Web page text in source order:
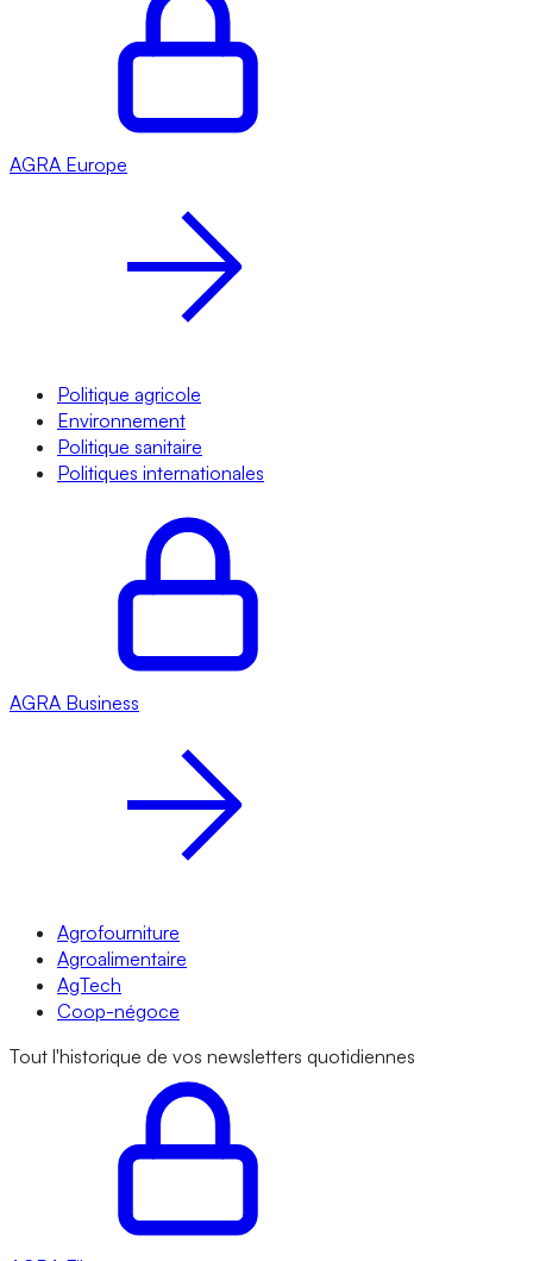
AGRA Europe
Politique agricole
Environnement
Politique sanitaire
Politiques internationales
AGRA Business
Agrofourniture
Agroalimentaire
AgTech
Coop-négoce
Tout l'historique de vos newsletters quotidiennes